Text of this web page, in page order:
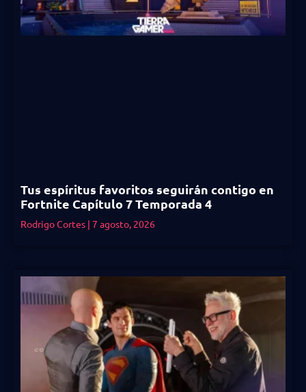
Tus espíritus favoritos seguirán contigo en
Fortnite Capítulo 7 Temporada 4
Rodrigo Cortes 7 agosto, 2026